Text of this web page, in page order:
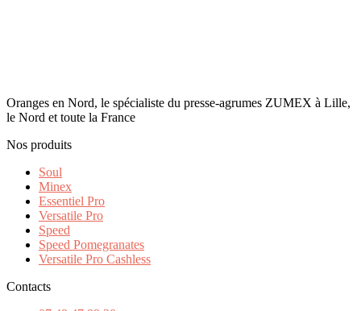
Oranges en Nord, le spécialiste du presse-agrumes ZUMEX à Lille,
le Nord et toute la France
Nos produits
Soul
Minex
Essentiel Pro
Versatile Pro
Speed
Speed Pomegranates
Versatile Pro Cashless
Contacts